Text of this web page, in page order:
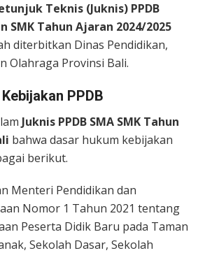
Teknis (Juknis) PPDB
SMK Tahun Ajaran 2024/2025
diterbitkan Dinas Pendidikan,
Olahraga Provinsi Bali.
PPDB
Juknis PPDB SMA SMK Tahun
bahwa dasar hukum kebijakan
berikut.
Menteri Pendidikan dan
Nomor 1 Tahun 2021 tentang
Peserta Didik Baru pada Taman
Sekolah Dasar, Sekolah